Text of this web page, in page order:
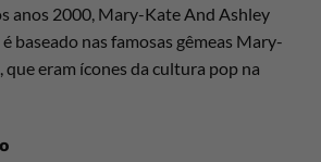
anos 2000, Mary-Kate And Ashley
baseado nas famosas gêmeas Mary-
que eram ícones da cultura pop na